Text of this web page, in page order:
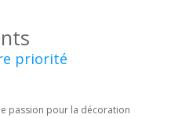
priorité
passion pour la décoration